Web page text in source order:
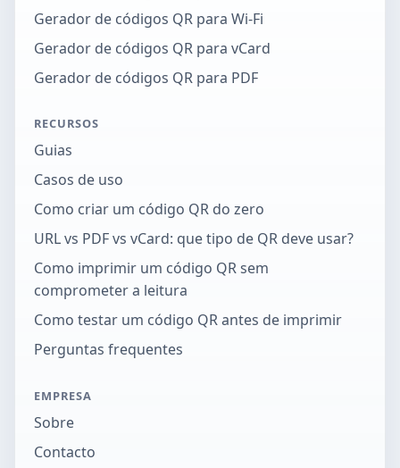
Gerador de códigos QR para Wi-Fi
Gerador de códigos QR para vCard
Gerador de códigos QR para PDF
RECURSOS
Guias
Casos de uso
Como criar um código QR do zero
URL vs PDF vs vCard: que tipo de QR deve usar?
Como imprimir um código QR sem
comprometer a leitura
Como testar um código QR antes de imprimir
Perguntas frequentes
EMPRESA
Sobre
Contacto